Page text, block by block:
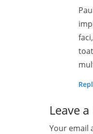
Leave
Your email